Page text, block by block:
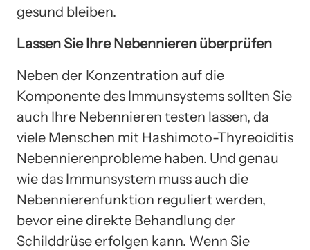
gesund bleiben.
Lassen Sie Ihre Nebennieren überprüfen
Neben der Konzentration auf die
Komponente des Immunsystems sollten Sie
auch Ihre Nebennieren testen lassen, da
viele Menschen mit Hashimoto-Thyreoiditis
Nebennierenprobleme haben. Und genau
wie das Immunsystem muss auch die
Nebennierenfunktion reguliert werden,
bevor eine direkte Behandlung der
Schilddrüse erfolgen kann. Wenn Sie